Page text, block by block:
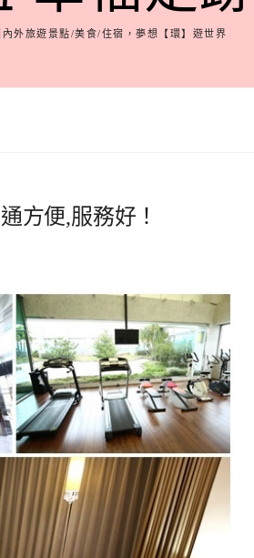
外旅遊景點/美食/住宿，夢想【環】遊世界
方便,服務好！